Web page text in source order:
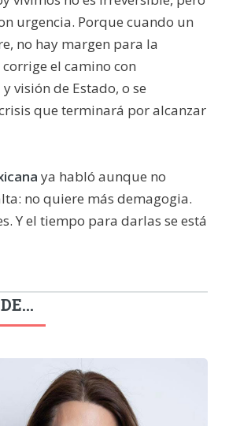
urgencia. Porque cuando un
no hay margen para la
el camino con
visión de Estado, o se
que terminará por alcanzar
ya habló aunque no
no quiere más demagogia.
Y el tiempo para darlas se está